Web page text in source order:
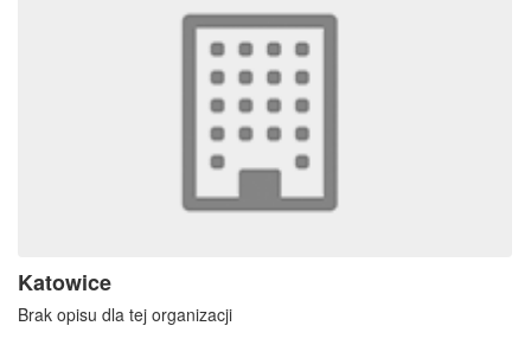
Katowice
Brak opisu dla tej organizacji